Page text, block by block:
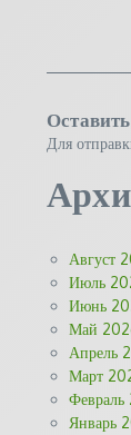
Для
Август
Июль
Июнь
Май
Апрель
Март
Январь